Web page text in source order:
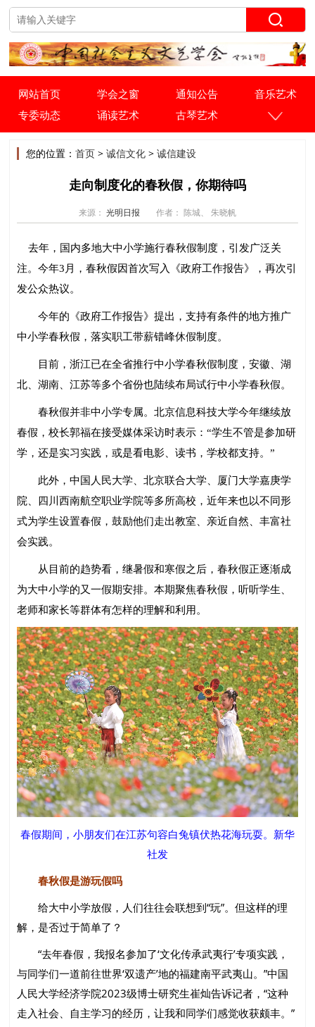
网站首页 学会之窗 通知公告
音乐艺术
专委动态
诵读艺术 古琴艺术
您的位置：首页 >诚信文化 >诚信建设
走向制度化的春秋假，你期待吗
来源： 光明日报 作者： 陈城、 朱晓帆
去年，国内多地大中小学施行春秋假制度，引发广泛关
注。今年3月，春秋假因首次写入《政府工作报告》，再次引
发公众热议。
今年的《政府工作报告》提出，支持有条件的地方推广
中小学春秋假，落实职工带薪错峰休假制度。
目前，浙江已在全省推行中小学春秋假制度，安徽、湖
北、湖南、江苏等多个省份也陆续布局试行中小学春秋假。
春秋假并非中小学专属。北京信息科技大学今年继续放
春假，校长郭福在接受媒体采访时表示：“学生不管是参加研
学，还是实习实践，或是看电影、读书，学校都支持。”
此外，中国人民大学、北京联合大学、厦门大学嘉庚学
院、四川西南航空职业学院等多所高校，近年来也以不同形
式为学生设置春假，鼓励他们走出教室、亲近自然、丰富社
会实践。
从目前的趋势看，继暑假和寒假之后，春秋假正逐渐成
为大中小学的又一假期安排。本期聚焦春秋假，听听学生、
老师和家长等群体有怎样的理解和利用。
春假期间，小朋友们在江苏句容白兔镇伏热花海玩耍。新华
社发
春秋假是游玩假吗
给大中小学放假，人们往往会联想到“玩”。但这样的理
解，是否过于简单了？
“去年春假，我报名参加了‘文化传承武夷行’专项实践，
与同学们一道前往世界‘双遗产’地的福建南平武夷山。”中国
人民大学经济学院2023级博士研究生崔灿告诉记者，“这种
走入社会、自主学习的经历，让我和同学们感觉收获颇丰。”